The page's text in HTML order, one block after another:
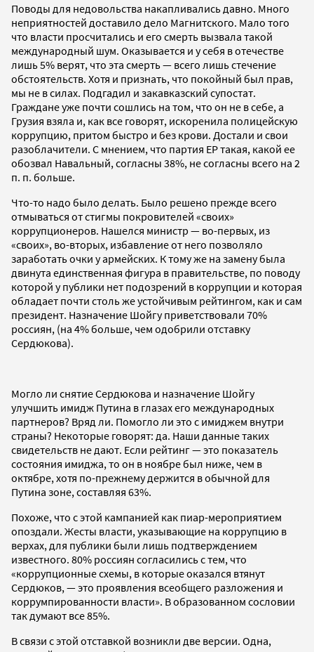
Поводы для недовольства накапливались давно. Много
неприятностей доставило дело Магнитского. Мало того
что власти просчитались и его смерть вызвала такой
международный шум. Оказывается и у себя в отечестве
лишь 5% верят, что эта смерть — всего лишь стечение
обстоятельств. Хотя и признать, что покойный был прав,
мы не в силах. Подгадил и закавказский супостат.
Граждане уже почти сошлись на том, что он не в себе, а
Грузия взяла и, как все говорят, искоренила полицейскую
коррупцию, притом быстро и без крови. Достали и свои
разоблачители. С мнением, что партия ЕР такая, какой ее
обозвал Навальный, согласны 38%, не согласны всего на 2
п. п. больше.
Что-то надо было делать. Было решено прежде всего
отмываться от стигмы покровителей «своих»
коррупционеров. Нашелся министр — во-первых, из
«своих», во-вторых, избавление от него позволяло
заработать очки у армейских. К тому же на замену была
двинута единственная фигура в правительстве, по поводу
которой у публики нет подозрений в коррупции и которая
обладает почти столь же устойчивым рейтингом, как и сам
президент. Назначение Шойгу приветствовали 70%
россиян, (на 4% больше, чем одобрили отставку
Сердюкова).
Могло ли снятие Сердюкова и назначение Шойгу
улучшить имидж Путина в глазах его международных
партнеров? Вряд ли. Помогло ли это с имиджем внутри
страны? Некоторые говорят: да. Наши данные таких
свидетельств не дают. Если рейтинг — это показатель
состояния имиджа, то он в ноябре был ниже, чем в
октябре, хотя по-прежнему держится в обычной для
Путина зоне, составляя 63%.
Похоже, что с этой кампанией как пиар-мероприятием
опоздали. Жесты власти, указывающие на коррупцию в
верхах, для публики были лишь подтверждением
известного. 80% россиян согласились с тем, что
«коррупционные схемы, в которые оказался втянут
Сердюков, — это проявления всеобщего разложения и
коррумпированности власти». В образованном сословии
так думают все 85%.
В связи с этой отставкой возникли две версии. Одна,